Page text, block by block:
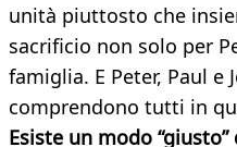
unità piuttosto che
sacrificio non solo per
famiglia. E Peter, Paul e
comprendono tutti in
Esiste un modo